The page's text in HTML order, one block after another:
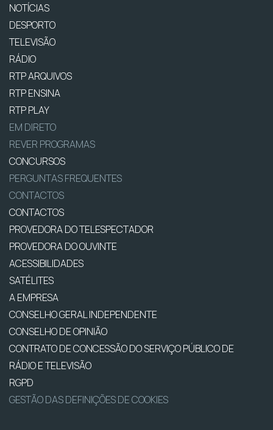
NOTÍCIAS
DESPORTO
TELEVISÃO
RÁDIO
RTP ARQUIVOS
RTP ENSINA
RTP PLAY
EM DIRETO
REVER PROGRAMAS
CONCURSOS
PERGUNTAS FREQUENTES
CONTACTOS
CONTACTOS
PROVEDORA DO TELESPECTADOR
PROVEDORA DO OUVINTE
ACESSIBILIDADES
SATÉLITES
A EMPRESA
CONSELHO GERAL INDEPENDENTE
CONSELHO DE OPINIÃO
CONTRATO DE CONCESSÃO DO SERVIÇO PÚBLICO DE
RÁDIO E TELEVISÃO
RGPD
GESTÃO DAS DEFINIÇÕES DE COOKIES